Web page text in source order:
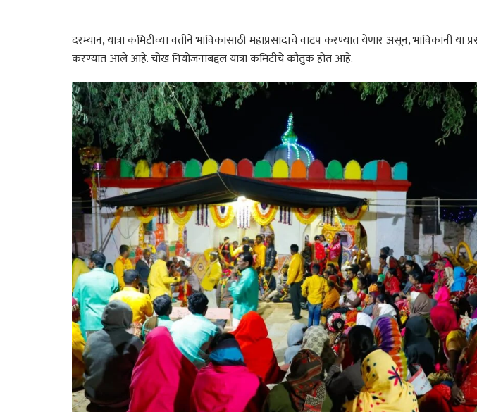
दरम्यान, यात्रा कमिटीच्या वतीने भाविकांसाठी महाप्रसादाचे वाटप करण्यात येणार असून, भाविकांनी या
करण्यात आले आहे. चोख नियोजनाबद्दल यात्रा कमिटीचे कौतुक होत आहे.